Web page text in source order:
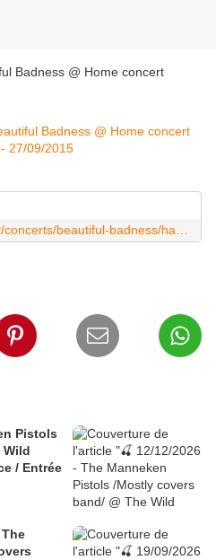
Badness @ Home concert
Pistols
Wild
/ Entrée
The